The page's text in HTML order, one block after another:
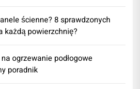
ścienne? 8 sprawdzonych
każdą powierzchnię?
ogrzewanie podłogowe
poradnik